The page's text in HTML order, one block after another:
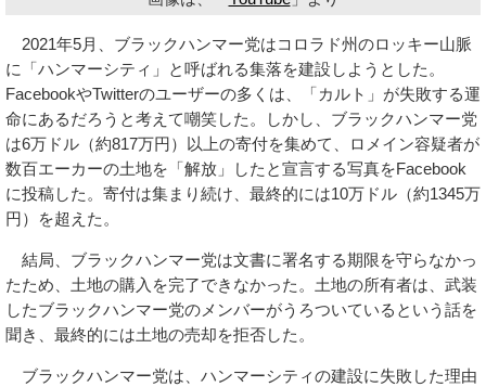
2021年5月、ブラックハンマー党はコロラド州のロッキー山脈
に「ハンマーシティ」と呼ばれる集落を建設しようとした。
FacebookやTwitterのユーザーの多くは、「カルト」が失敗する運
命にあるだろうと考えて嘲笑した。しかし、ブラックハンマー党
は6万ドル（約817万円）以上の寄付を集めて、ロメイン容疑者が
数百エーカーの土地を「解放」したと宣言する写真をFacebook
に投稿した。寄付は集まり続け、最終的には10万ドル（約1345万
円）を超えた。
結局、ブラックハンマー党は文書に署名する期限を守らなかっ
たため、土地の購入を完了できなかった。土地の所有者は、武装
したブラックハンマー党のメンバーがうろついているという話を
聞き、最終的には土地の売却を拒否した。
ブラックハンマー党は、ハンマーシティの建設に失敗した理由